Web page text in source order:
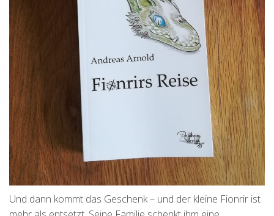
Und dann kommt das Geschenk – und der kleine Fionrir ist